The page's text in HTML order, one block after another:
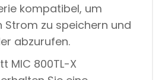
kompatibel, um
Strom zu speichern und
abzurufen.
MIC 800TL-X